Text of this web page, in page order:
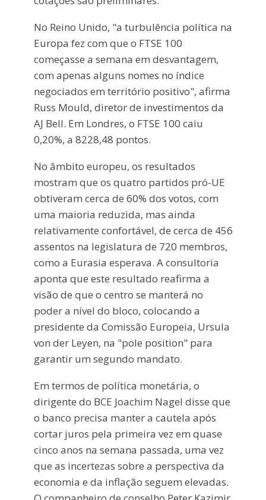
No Reino Unido, "a turbulência política na
Europa fez com que o FTSE 100
começasse a semana em desvantagem,
com apenas alguns nomes no índice
negociados em território positivo", afirma
Russ Mould, diretor de investimentos da
AJ Bell. Em Londres, o FTSE 100 caiu
0,20%, a 8228,48 pontos.
No âmbito europeu, os resultados
mostram que os quatro partidos pró-UE
obtiveram cerca de 60% dos votos, com
uma maioria reduzida, mas ainda
relativamente confortável, de cerca de 456
assentos na legislatura de 720 membros,
como a Eurasia esperava. A consultoria
aponta que este resultado reafirma a
visão de que o centro se manterá no
poder a nível do bloco, colocando a
presidente da Comissão Europeia, Ursula
von der Leyen, na "pole position" para
garantir um segundo mandato.
Em termos de política monetária, o
dirigente do BCE Joachim Nagel disse que
o banco precisa manter a cautela após
cortar juros pela primeira vez em quase
cinco anos na semana passada, uma vez
que as incertezas sobre a perspectiva da
economia e da inflação seguem elevadas.